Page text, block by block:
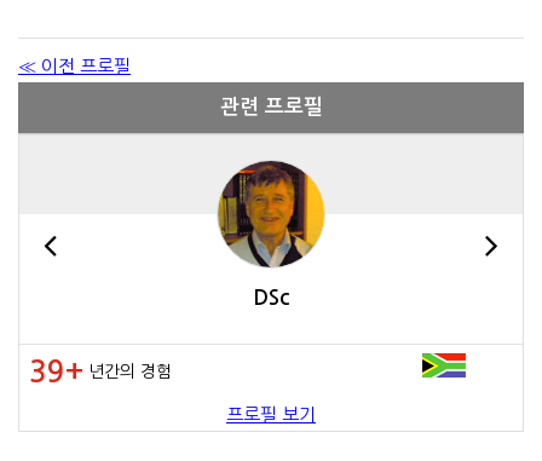
≪ 이전 프로필
관련 프로필
DSc
39+ 년간의 경험
프로필 보기